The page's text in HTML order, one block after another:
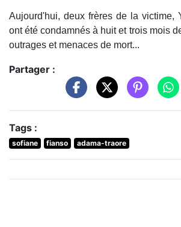
Aujourd'hui, deux frères de la victime,
ont été condamnés à huit et trois mois
outrages et menaces de mort...
Partager :
Tags :
sofiane fianso adama-traore